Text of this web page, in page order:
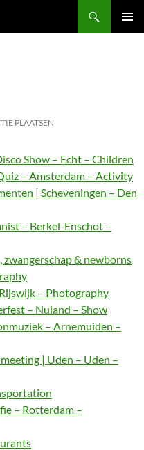
PLAATSEN
Show – Echt – Children
– Amsterdam – Activity
| Scheveningen – Den
– Berkel-Enschot –
& newborns
– Photography
– Nuland – Show
– Arnemuiden –
| Uden – Uden –
– Rotterdam –